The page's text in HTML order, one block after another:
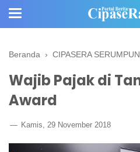
Beranda › CIPASERA SERUMPUN
Wajib Pajak di
Award
Kamis, 29 November 2018